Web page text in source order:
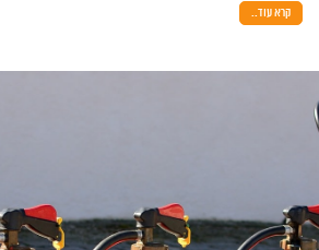
11. חברת גילוי אש
13. המרכיבים של מערכות גילוי אש ועשן
18. מומחים במערכות מתקדמות לגילוי וכיבוי אש
קרא עוד..